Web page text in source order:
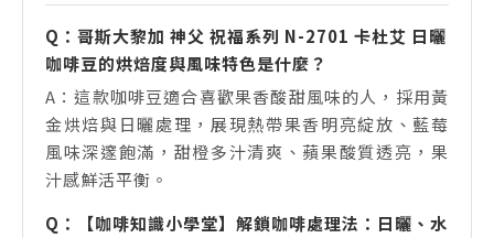
Q：哥斯大黎加 神父 祝福系列 N-2701 卡杜艾 日曬
咖啡豆的烘焙度與風味特色是什麼？
A：這款咖啡豆適合喜歡果香酸甜風味的人，採用黃
金烘焙與日曬處理，展現熱帶果香明亮綻放、藍莓
風味深邃飽滿，甜橙多汁清爽、蘋果酸質透亮，果
汁感鮮活平衡。
Q：【咖啡知識小學堂】解鎖咖啡處理法：日曬、水